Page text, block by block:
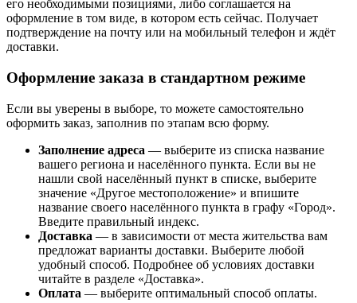
его необходимыми позициями, либо соглашается на
оформление в том виде, в котором есть сейчас. Получает
подтверждение на почту или на мобильный телефон и ждёт
доставки.
Оформление заказа в стандартном режиме
Если вы уверены в выборе, то можете самостоятельно
оформить заказ, заполнив по этапам всю форму.
Заполнение адреса — выберите из списка название
вашего региона и населённого пункта. Если вы не
нашли свой населённый пункт в списке, выберите
значение «Другое местоположение» и впишите
название своего населённого пункта в графу «Город».
Введите правильный индекс.
Доставка — в зависимости от места жительства вам
предложат варианты доставки. Выберите любой
удобный способ. Подробнее об условиях доставки
читайте в разделе «Доставка».
Оплата — выберите оптимальный способ оплаты.